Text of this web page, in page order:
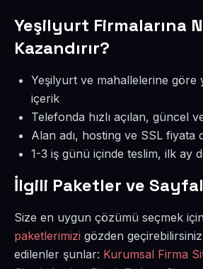
Yeşilyurt Firmalarına
Kazandırır?
Yeşilyurt ve mahallelerine göre
içerik
Telefonda hızlı açılan, güncel
Alan adı, hosting ve SSL fiyata
1-3 iş günü içinde teslim, ilk ay
İlgili Paketler ve
Size en uygun çözümü seçmek için
paketlerimizi gözden
edilenler şunlar: Kurumsal Firma